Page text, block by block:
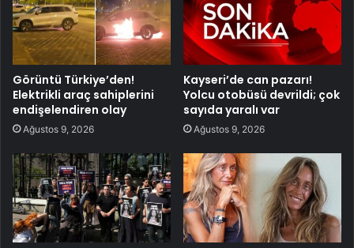
Görüntü Türkiye’den!
Elektrikli araç sahiplerini
endişelendiren olay
Ağustos 9, 2026
Kayseri’de can pazarı!
Yolcu otobüsü devrildi; çok
sayıda yaralı var
Ağustos 9, 2026